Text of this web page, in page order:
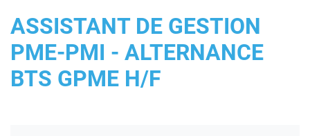
ASSISTANT DE GESTION
PME-PMI - ALTERNANCE
BTS GPME H/F